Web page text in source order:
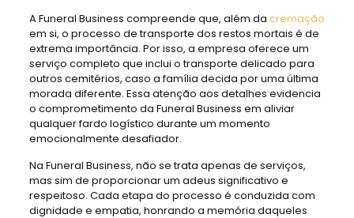
A Funeral Business compreende que, além da cremação
em si, o processo de transporte dos restos mortais é de
extrema importância. Por isso, a empresa oferece um
serviço completo que inclui o transporte delicado para
outros cemitérios, caso a família decida por uma última
morada diferente. Essa atenção aos detalhes evidencia
o comprometimento da Funeral Business em aliviar
qualquer fardo logístico durante um momento
emocionalmente desafiador.
Na Funeral Business, não se trata apenas de serviços,
mas sim de proporcionar um adeus significativo e
respeitoso. Cada etapa do processo é conduzida com
dignidade e empatia, honrando a memória daqueles